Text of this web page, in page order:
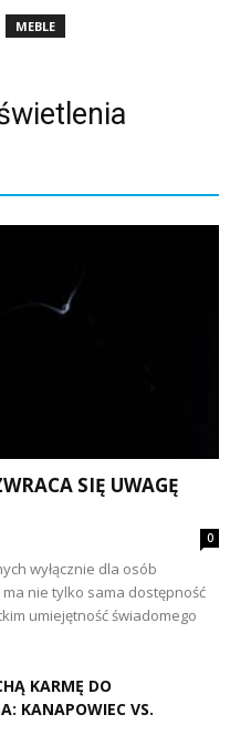
MEBLE
SIĘ UWAGĘ
0
wyłącznie dla osób
nie tylko sama dostępność
umiejętność świadomego
KARMĘ DO
KANAPOWIEC VS.